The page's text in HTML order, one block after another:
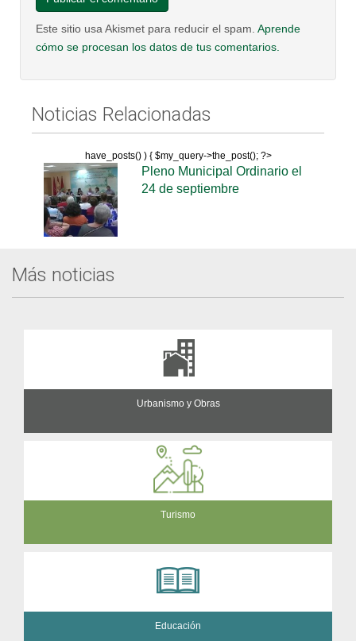
Este sitio usa Akismet para reducir el spam. Aprende
cómo se procesan los datos de tus comentarios.
Noticias Relacionadas
have_posts() ) { $my_query->the_post(); ?>
Pleno Municipal Ordinario el
24 de septiembre
Más noticias
Urbanismo y Obras
Turismo
Educación